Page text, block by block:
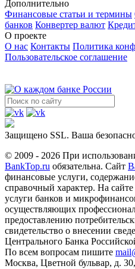
Дополнительно
Финансовые статьи и термины
банков Конвертер валют
О проекте
О нас Контакты Политика
Пользовательское соглашение
Защищено SSL. Ваша
© 2009 - 2026 При
BankTop.ru обязательна. Сайт
финансовые услуги,
справочный характер. На
услуги банков и
осуществляющих
предоставлению
свидетельство о внесении
Центрального Банка
По всем вопросам пишите
Москва, Цветной бульвар, д.